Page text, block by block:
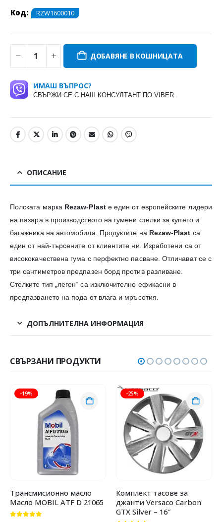
Код: RZW1600010
ДОБАВЯНЕ В КОШНИЦАТА
ИМАШ ВЪПРОС?
СВЪРЖИ СЕ С НАШ КОНСУЛТАНТ ПО VIBER.
ОПИСАНИЕ
Полската марка Rezaw-Plastе един от европейските лидери
на пазара в производството на гумени стелки за купето и
багажника на автомобила. Продуктите на Rezaw-Plast са
един от най-търсените от клиентите ни. Изработени са от
висококачествена гума с перфектно пасване. Отличават се с
три сантиметров предпазен борд против разливане.
Стелките тип „леген“ са изключително ефикасни в
предпазването на пода от влага и мръсотия.
ДОПЪЛНИТЕЛНА ИНФОРМАЦИЯ
СВЪРЗАНИ ПРОДУКТИ
-19%
Трансмисионно масло
Масло MOBIL ATF D 21065
-25%
Комплект тасове за
джанти Versaco Carbon
GTX Silver – 16″